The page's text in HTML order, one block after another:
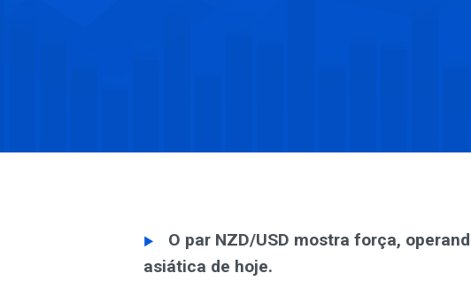
O par NZD/USD mostra força,
asiática de hoje.